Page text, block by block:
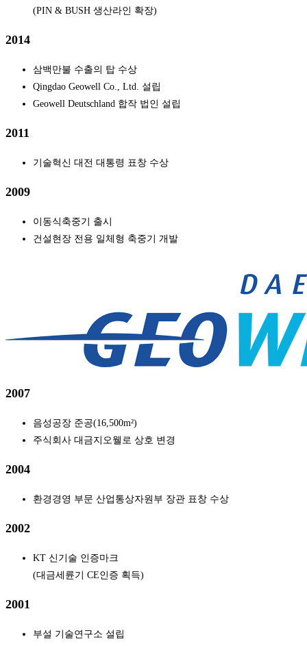
(PIN & BUSH 생산라인 확장)
2014
삼백만불 수출의 탑 수상
Qingdao Geowell Co., Ltd. 설립
Geowell Deutschland 합작 법인 설립
2011
기술혁신 대전 대통령 표창 수상
2009
이동식축중기 출시
건설현장 전용 일체형 축중기 개발
2007
음성공장 준공(16,500m²)
주식회사 대금지오웰로 상호 변경
2004
환경경영 부문 산업통상자원부 장관 표창 수상
2002
KT 신기술 인증마크
(대금세륜기 CE인증 획득)
2001
부설 기술연구소 설립